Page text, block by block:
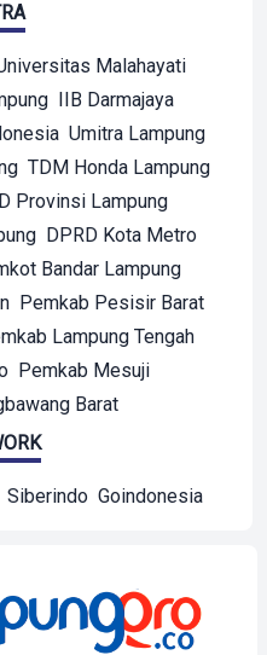
Malahayati
IIB Darmajaya
Umitra Lampung
TDM Honda Lampung
Provinsi Lampung
DPRD Kota Metro
Bandar Lampung
Pemkab Pesisir Barat
Lampung Tengah
Pemkab Mesuji
Barat
Siberindo Goindonesia